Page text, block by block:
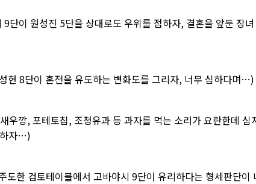
단이 원성진 5단을 상대로도 우위를 점하자, 결혼을 앞둔 장
현 8단이 혼전을 유도하는 변화도를 그리자, 너무 심하다며…)
우깡, 포테토칩, 조청유과 등 과자를 먹는 소리가 요란한데 심
하자…)
도한 검토테이블에서 고바야시 9단이 유리하다는 형세판단